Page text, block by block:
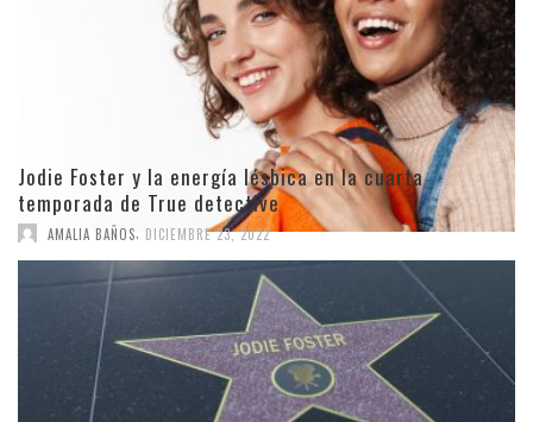
Jodie Foster y la energía lésbica en la cuarta
temporada de True detective
AMALIA BAÑOS DICIEMBRE 23, 2022